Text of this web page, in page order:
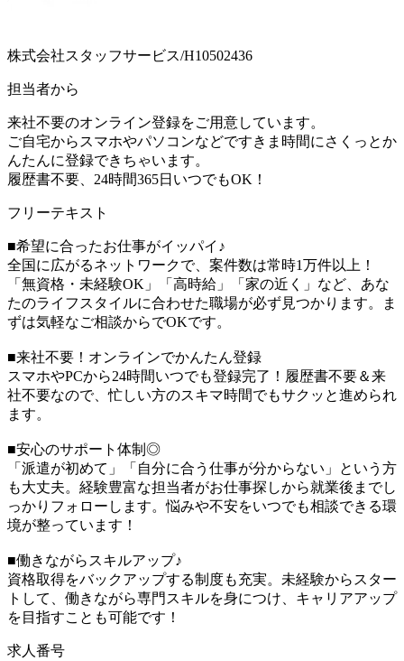
株式会社スタッフサービス/H10502436
担当者から
来社不要のオンライン登録をご用意しています。
ご自宅からスマホやパソコンなどですきま時間にさくっとか
んたんに登録できちゃいます。
履歴書不要、24時間365日いつでもOK！
フリーテキスト
■希望に合ったお仕事がイッパイ♪
全国に広がるネットワークで、案件数は常時1万件以上！
「無資格・未経験OK」「高時給」「家の近く」など、あな
たのライフスタイルに合わせた職場が必ず見つかります。ま
ずは気軽なご相談からでOKです。
■来社不要！オンラインでかんたん登録
スマホやPCから24時間いつでも登録完了！履歴書不要＆来
社不要なので、忙しい方のスキマ時間でもサクッと進められ
ます。
■安心のサポート体制◎
「派遣が初めて」「自分に合う仕事が分からない」という方
も大丈夫。経験豊富な担当者がお仕事探しから就業後までし
っかりフォローします。悩みや不安をいつでも相談できる環
境が整っています！
■働きながらスキルアップ♪
資格取得をバックアップする制度も充実。未経験からスター
トして、働きながら専門スキルを身につけ、キャリアアップ
を目指すことも可能です！
求人番号